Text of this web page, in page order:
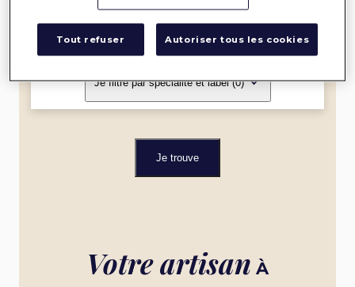
Dans un rayon de
Je filtre par spécialité et label(0)
Je trouve
Votre artisan À
Tout refuser Autoriser tous les cookies